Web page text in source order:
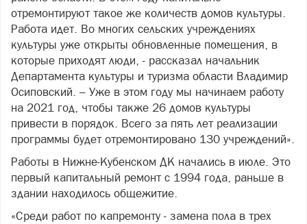
отремонтируют такое же количеств домов культуры.
Работа идет. Во многих сельских учреждениях
культуры уже открыты обновленные помещения, в
которые приходят люди, - рассказал начальник
Департамента культуры и туризма области Владимир
Осиповский. – Уже в этом году мы начинаем работу
на 2021 год, чтобы также 26 домов культуры
привести в порядок. Всего за пять лет реализации
программы будет отремонтировано 130 учреждений».
Работы в Нижне-Кубенском ДК начались в июле. Это
первый капитальный ремонт с 1994 года, раньше в
здании находилось общежитие.
«Среди работ по капремонту - замена пола в трех